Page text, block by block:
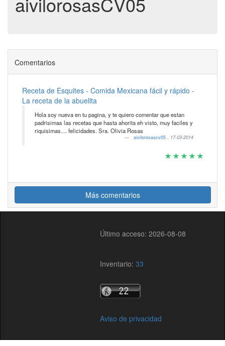
Comentarios
Receta de Esquites - Comida Mexicana fácil y rápido -
La receta de la abuelita
Hola soy nueva en tu pagina, y te quiero comentar que estan
padrisimas las recetas que hasta ahorita eh visto, muy faciles y
riquisimas.... felicidades. Sra. Olivia Rosas
aivilorosascv05 , 17-03-2014
Más comentarios
Último acceso: 2026-08-08
Inventario:33
Aviso de privacidad